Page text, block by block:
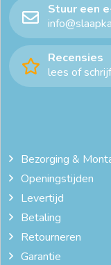
stalen bedframe
Stuur een
Recensies
lees of
Bezorging &
Openingstijden
Levertijd
Betaling
Retourneren
Garantie